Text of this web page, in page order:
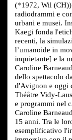
(*1972, Wil (CH))
radiodrammi e
urbani e musei.
Kaegi fonda
recenti, la
l’umanoide in
inquietante] e la
Caroline
dello spettacolo
d'Avignon e oggi
Théâtre Vidy-
e programmi nel
Caroline
15 anni. Tra le
esemplificativo